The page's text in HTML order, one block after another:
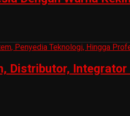
Distributor,